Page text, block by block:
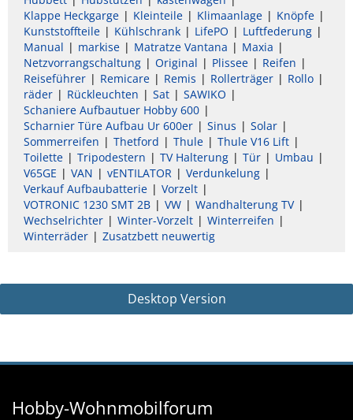
Klappe Heckgarge
Kleinteile Klimaanlage
Knöpfe
Kunststoffteile
Kühlschrank LifePO
Luftfederung
Manual
markise Matratze Vantana
Maxia
Netzvorrangschaltung
Original Plissee
Reifen
Reiseführer
Remicare Remis Rollerträger
Rollo
räder
Rückleuchten Sat
SAWIKO
Schaniere Aufbautuer Hobby 600
Scharnier Türe Aufbau Ur 600er
Sinus
Solar
Sommerreifen
Thetford Thule
Thule V16 Lift
Toilette
Tripodestern TV Halterung Tür
Umbau
V65GE
VAN vENTILATOR
Verdunkelung
Verkauf Aufbaubatterie
Vorzelt
VOTRONIC 1230 SMT 2B
VW
Wandhalterung TV
Wechselrichter
Winter-Vorzelt
Winterreifen
Winterräder
Zusatzbett neuwertig
Desktop Version
Hobby-Wohnmobilforum